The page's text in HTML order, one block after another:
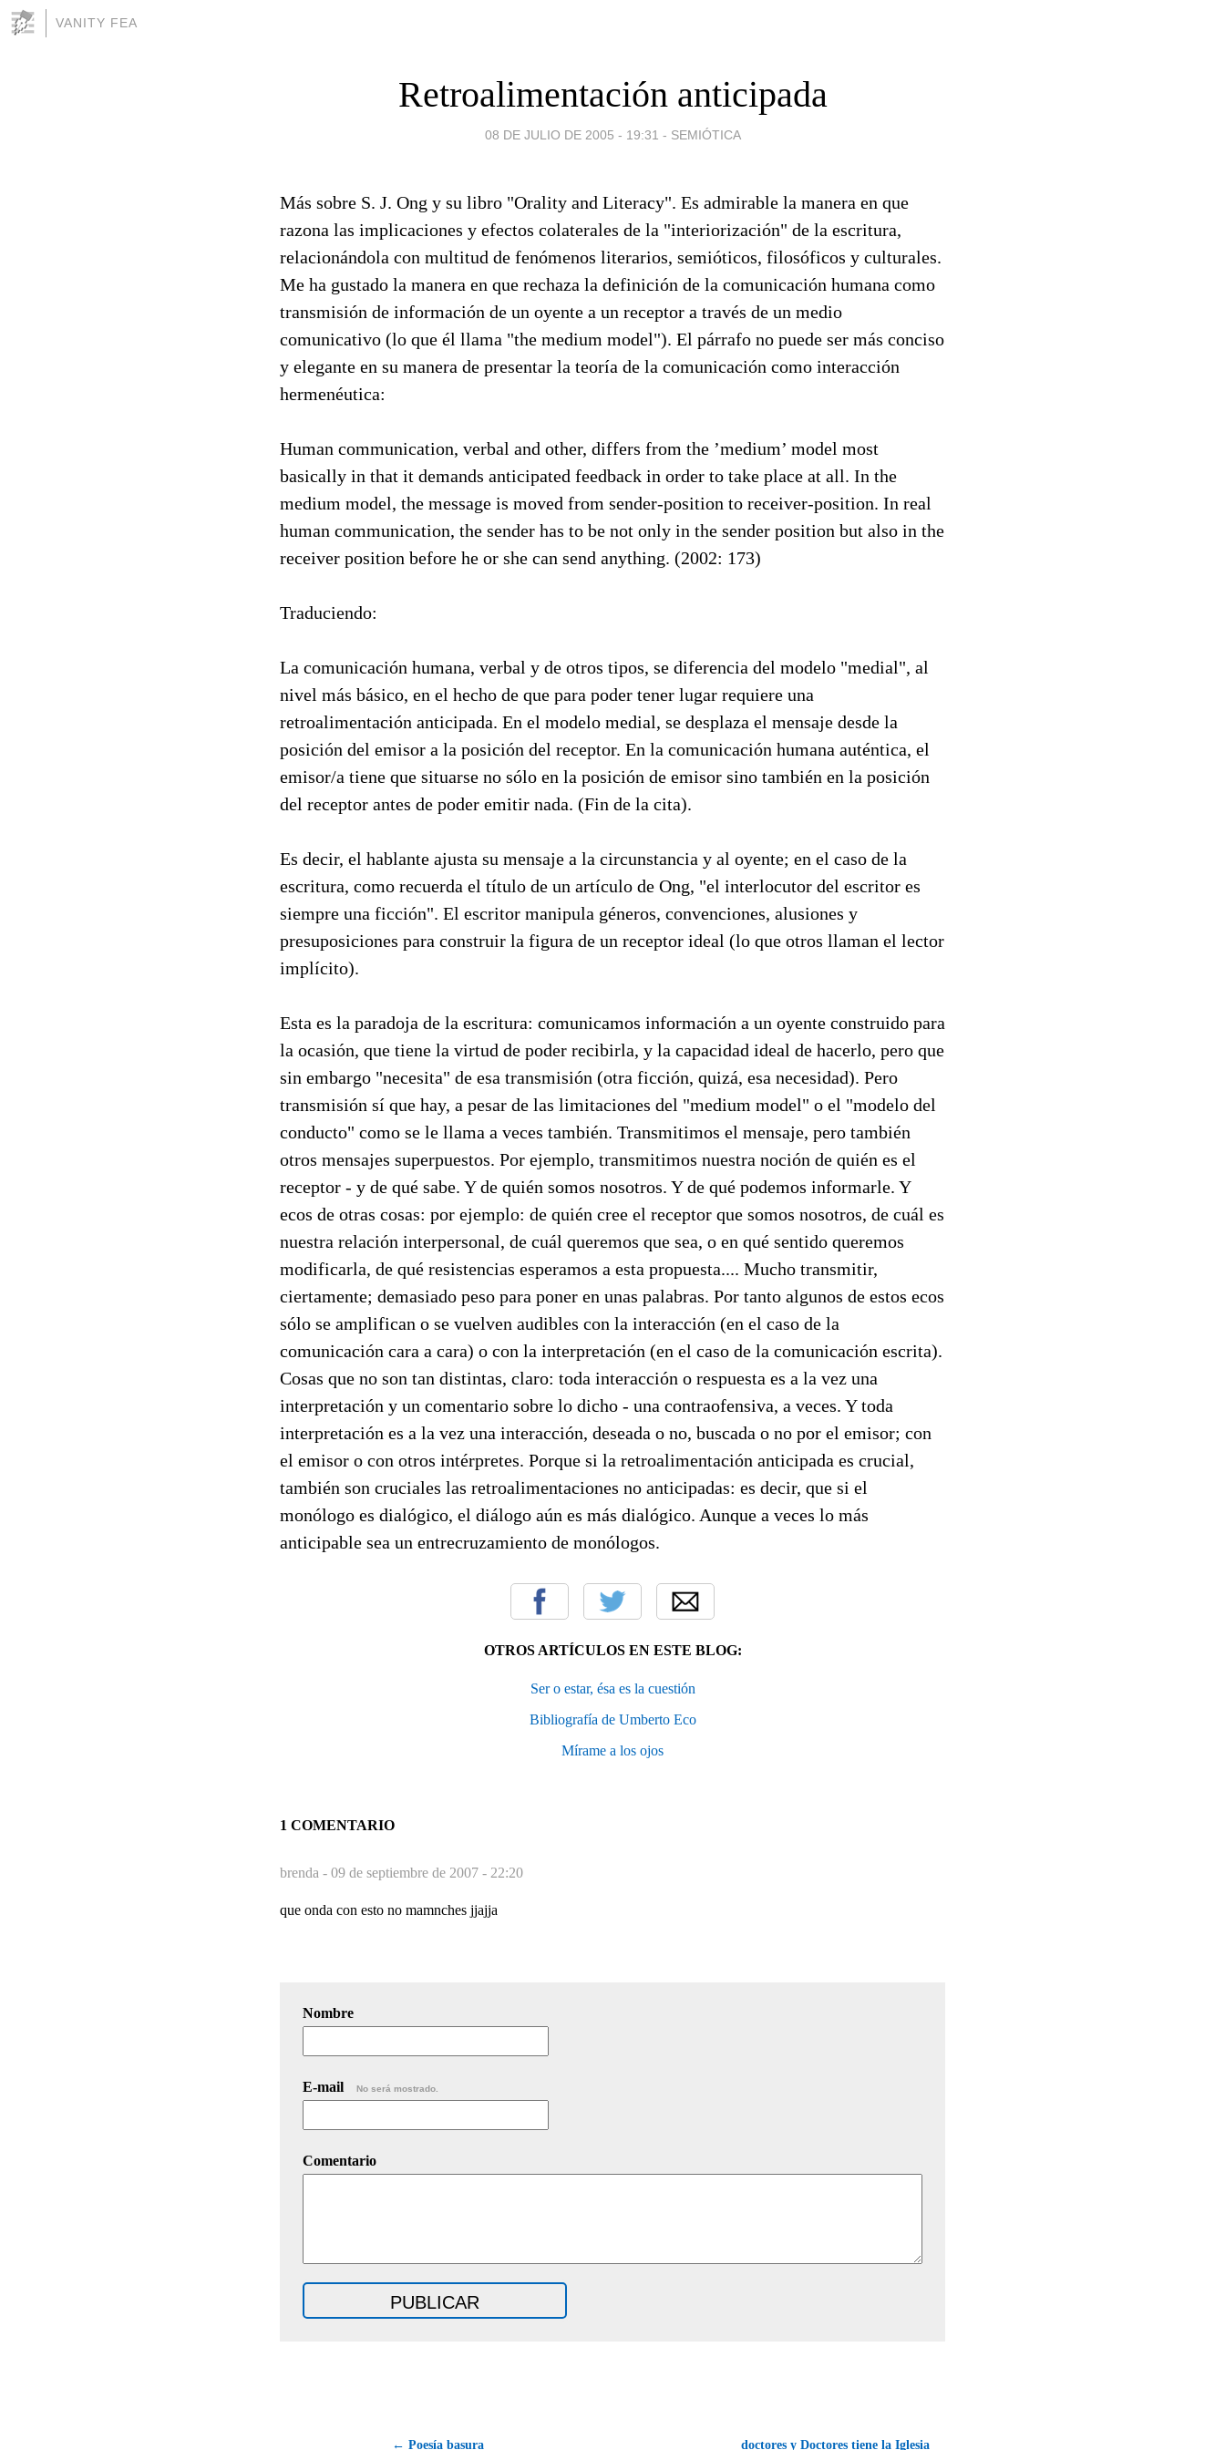
VANITY FEA
Retroalimentación anticipada
08 DE JULIO DE 2005 - 19:31 - SEMIÓTICA
Más sobre S. J. Ong y su libro "Orality and Literacy". Es admirable la manera en que
razona las implicaciones y efectos colaterales de la "interiorización" de la escritura,
relacionándola con multitud de fenómenos literarios, semióticos, filosóficos y culturales.
Me ha gustado la manera en que rechaza la definición de la comunicación humana como
transmisión de información de un oyente a un receptor a través de un medio
comunicativo (lo que él llama "the medium model"). El párrafo no puede ser más conciso
y elegante en su manera de presentar la teoría de la comunicación como interacción
hermenéutica:
Human communication, verbal and other, differs from the ’medium’ model most
basically in that it demands anticipated feedback in order to take place at all. In the
medium model, the message is moved from sender-position to receiver-position. In real
human communication, the sender has to be not only in the sender position but also in the
receiver position before he or she can send anything. (2002: 173)
Traduciendo:
La comunicación humana, verbal y de otros tipos, se diferencia del modelo "medial", al
nivel más básico, en el hecho de que para poder tener lugar requiere una
retroalimentación anticipada. En el modelo medial, se desplaza el mensaje desde la
posición del emisor a la posición del receptor. En la comunicación humana auténtica, el
emisor/a tiene que situarse no sólo en la posición de emisor sino también en la posición
del receptor antes de poder emitir nada. (Fin de la cita).
Es decir, el hablante ajusta su mensaje a la circunstancia y al oyente; en el caso de la
escritura, como recuerda el título de un artículo de Ong, "el interlocutor del escritor es
siempre una ficción". El escritor manipula géneros, convenciones, alusiones y
presuposiciones para construir la figura de un receptor ideal (lo que otros llaman el lector
implícito).
Esta es la paradoja de la escritura: comunicamos información a un oyente construido para
la ocasión, que tiene la virtud de poder recibirla, y la capacidad ideal de hacerlo, pero que
sin embargo "necesita" de esa transmisión (otra ficción, quizá, esa necesidad). Pero
transmisión sí que hay, a pesar de las limitaciones del "medium model" o el "modelo del
conducto" como se le llama a veces también. Transmitimos el mensaje, pero también
otros mensajes superpuestos. Por ejemplo, transmitimos nuestra noción de quién es el
receptor - y de qué sabe. Y de quién somos nosotros. Y de qué podemos informarle. Y
ecos de otras cosas: por ejemplo: de quién cree el receptor que somos nosotros, de cuál es
nuestra relación interpersonal, de cuál queremos que sea, o en qué sentido queremos
modificarla, de qué resistencias esperamos a esta propuesta.... Mucho transmitir,
ciertamente; demasiado peso para poner en unas palabras. Por tanto algunos de estos ecos
sólo se amplifican o se vuelven audibles con la interacción (en el caso de la
comunicación cara a cara) o con la interpretación (en el caso de la comunicación escrita).
Cosas que no son tan distintas, claro: toda interacción o respuesta es a la vez una
interpretación y un comentario sobre lo dicho - una contraofensiva, a veces. Y toda
interpretación es a la vez una interacción, deseada o no, buscada o no por el emisor; con
el emisor o con otros intérpretes. Porque si la retroalimentación anticipada es crucial,
también son cruciales las retroalimentaciones no anticipadas: es decir, que si el
monólogo es dialógico, el diálogo aún es más dialógico. Aunque a veces lo más
anticipable sea un entrecruzamiento de monólogos.
OTROS ARTÍCULOS EN ESTE BLOG:
Ser o estar, ésa es la cuestión
Bibliografía de Umberto Eco
Mírame a los ojos
1 COMENTARIO
brenda - 09 de septiembre de 2007 - 22:20
que onda con esto no mamnches jjajja
Nombre
E-mail No será mostrado.
Comentario
← Poesía basura doctores y Doctores tiene la Iglesia